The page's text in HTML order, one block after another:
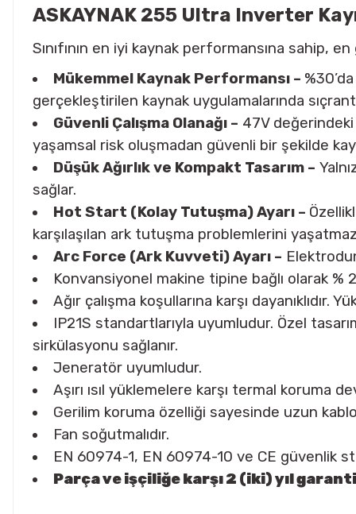
ASKAYNAK 255 Ultra Inverter
Sınıfının en iyi kaynak performansına sahip,
Mükemmel Kaynak Performansı –
gerçekleştirilen kaynak uygulamalarında
Güvenli Çalışma Olanağı – 47V değerindeki
yaşamsal risk oluşmadan güvenli bir şekilde
Düşük Ağırlık ve Kompakt Tasarım –
sağlar.
Hot Start (Kolay Tutuşma) Ayarı –
karşılaşılan ark tutuşma problemlerini
Arc Force (Ark Kuvveti) Ayarı –
Konvansiyonel makine tipine bağlı olarak
Ağır çalışma koşullarına karşı
IP21S standartlarıyla uyumludur. Özel
sirkülasyonu sağlanır.
Jeneratör uyumludur.
Aşırı ısıl yüklemelere karşı termal koruma
Gerilim koruma özelliği sayesinde uzun
Fan soğutmalıdır.
EN 60974-1, EN 60974-10 ve CE güvenlik
Parça ve işçiliğe karşı 2 (iki) yıl